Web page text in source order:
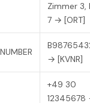
Zimmer 3,
7 → [ORT]
→ [KVNR]
+49 30